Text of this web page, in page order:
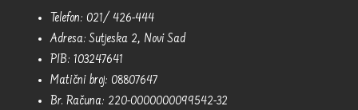
Telefon: 021/ 426-444
Adresa: Sutjeska 2, Novi Sad
PIB: 103247641
Matični broj: 08807647
Br. Računa: 220-0000000099542-32